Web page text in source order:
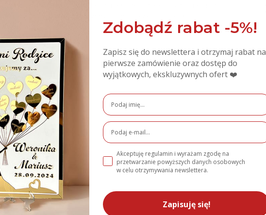
w prezencie?
dziecku?
gdy chcemy wręczyć pieniądze?
ramach podziękowania za przybycie na Roczek?
Roczek?
Zdobądź rabat -5%!
Zapisz się do newslettera i otrzymaj rabat na
pierwsze zamówienie oraz dostęp do
wyjątkowych, ekskluzywnych ofert ❤️
Akceptuję regulamin i wyrażam zgodę na
przetwarzanie powyższych danych osobowych
w celu otrzymywania newslettera.
Zapisuję się!